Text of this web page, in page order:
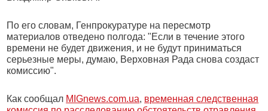
По его словам, Генпрокуратуре на пересмотр
материалов отведено полгода: "Если в течение этого
времени не будет движения, и не будут приниматься
серьезные меры, думаю, Верховная Рада снова создаст
комиссию".
Как сообщал MIGnews.com.ua, временная следственная